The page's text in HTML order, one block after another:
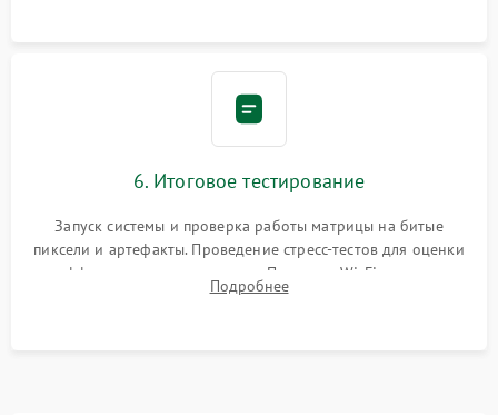
6. Итоговое тестирование
Запуск системы и проверка работы матрицы на битые
пиксели и артефакты. Проведение стресс-тестов для оценки
эффективности охлаждения. Проверка Wi-Fi, камеры,
микрофона и всех портов перед выдачей устройства.
Подробнее